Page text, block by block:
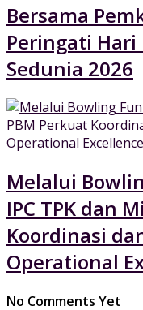
Bersama
Peringati
Sedunia 2026
Melalui
IPC TPK dan
Koordinasi
Operational
No Comments Yet